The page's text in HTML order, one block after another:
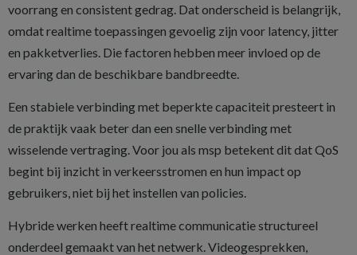
voorrang en consistent gedrag. Dat onderscheid is belangrijk,
omdat realtime toepassingen gevoelig zijn voor latency, jitter
en pakketverlies. Die factoren hebben meer invloed op de
ervaring dan de beschikbare bandbreedte.
Een stabiele verbinding met beperkte capaciteit presteert in
de praktijk vaak beter dan een snelle verbinding met
wisselende vertraging. Voor jou als msp betekent dit dat QoS
begint bij inzicht in verkeersstromen en hun impact op
gebruikers, niet bij het instellen van policies.
Hybride werken heeft realtime communicatie structureel
onderdeel gemaakt van het netwerk. Videogesprekken,